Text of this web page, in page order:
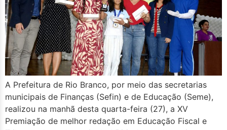
A Prefeitura de Rio Branco, por meio das secretarias
municipais de Finanças (Sefin) e de Educação (Seme),
realizou na manhã desta quarta-feira (27), a XV
Premiação de melhor redação em Educação Fiscal e